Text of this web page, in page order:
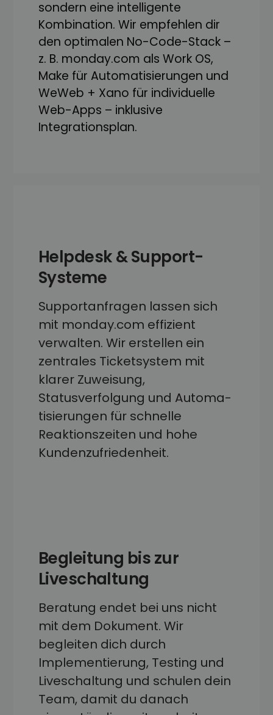
sondern eine intelligente
Kombination. Wir empfehlen dir
den optimalen No-Code-Stack –
z. B. monday.com als Work OS,
Make für Automatisierungen und
WeWeb + Xano für individuelle
Web-Apps – inklusive
Integrationsplan.
Helpdesk & Support-
Systeme
Supportanfragen lassen sich
mit monday.com effizient
verwalten. Wir erstellen ein
zentrales Ticketsystem mit
klarer Zu­weisung,
Statusverfolgung und Automa­
tisierungen für schnelle
Reaktionszeiten und hohe
Kunden­zufriedenheit.
Begleitung bis zur
Liveschaltung
Beratung endet bei uns nicht
mit dem Dokument. Wir
begleiten dich durch
Implementierung, Testing und
Liveschaltung und schulen dein
Team, damit du danach